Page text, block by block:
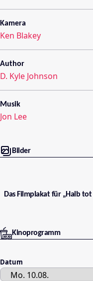
Kamera
Ken Blakey
Author
D. Kyle Johnson
Musik
Jon Lee
Bilder
Das Filmplakat für „Halb
Kinoprogramm
Datum